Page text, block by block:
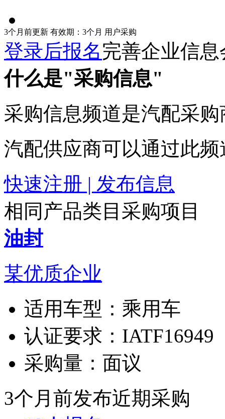
3个月前更新 有效期：3个月 用户采购
登录后报名完善企业信
什么是"采购信息"
采购信息频道是汽配采
汽配供应商可以通过此
快速注册 | 发布信息
相同产品类目采购项目
油封
某优质企业
适用车型： 乘用车
认证要求： IATF16949
采购量： 面议
3个月前发布近期采购